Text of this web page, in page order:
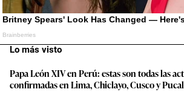
Lo más visto
Papa León XIV en Perú: estas son todas las
confirmadas en Lima, Chiclayo, Cusco y